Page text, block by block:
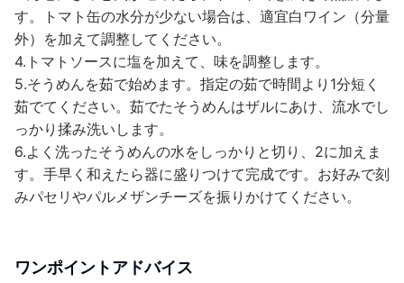
す。トマト缶の水分が少ない場合は、適宜白ワイン（分量
外）を加えて調整してください。
4.トマトソースに塩を加えて、味を調整します。
5.そうめんを茹で始めます。指定の茹で時間より1分短く
茹でてください。茹でたそうめんはザルにあけ、流水でし
っかり揉み洗いします。
6.よく洗ったそうめんの水をしっかりと切り、2に加えま
す。手早く和えたら器に盛りつけて完成です。お好みで刻
みパセリやパルメザンチーズを振りかけてください。
ワンポイントアドバイス